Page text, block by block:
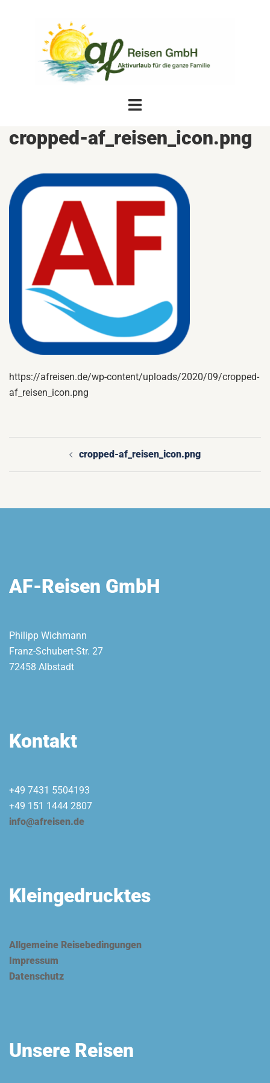
Menü
cropped-af_reisen_icon.png
https://afreisen.de/wp-content/uploads/2020/09/cropped-
af_reisen_icon.png
Beitragsnavigation
cropped-af_reisen_icon.png
AF-Reisen GmbH
Philipp Wichmann
Franz-Schubert-Str. 27
72458 Albstadt
Kontakt
+49 7431 5504193
+49 151 1444 2807
info@afreisen.de
Kleingedrucktes
Allgemeine Reisebedingungen
Impressum
Datenschutz
Unsere Reisen